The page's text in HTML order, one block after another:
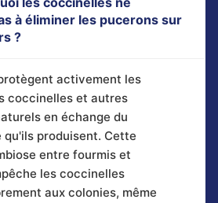
à éliminer les pucerons sur
?
activement les
coccinelles et autres
en échange du
qu'ils produisent. Cette
entre fourmis et
les coccinelles
aux colonies, même